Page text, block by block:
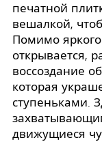
печатной
вешалкой,
Помимо
открывается,
воссоздание
которая
ступеньками.
движущиеся